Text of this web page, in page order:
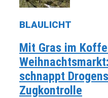
BLAULICHT
Mit Gras im
schnappt
Zugkontrolle